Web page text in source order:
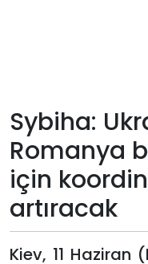
Künye
Giriş
Yap
Sybiha:
Romanya
için
artıracak
Kiev, 11 Haziran